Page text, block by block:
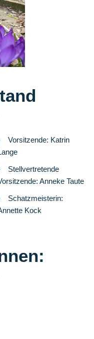
Vorsitzende: Katrin
Stellvertretende
Anneke Taute
Schatzmeisterin:
Kock